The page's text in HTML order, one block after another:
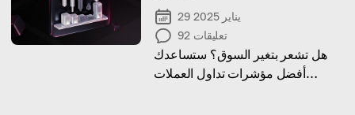
29 يناير 2025
92 تعليقات
هل تشعر بتغير السوق؟ ستساعدك
أفضل مؤشرات تداول العملات